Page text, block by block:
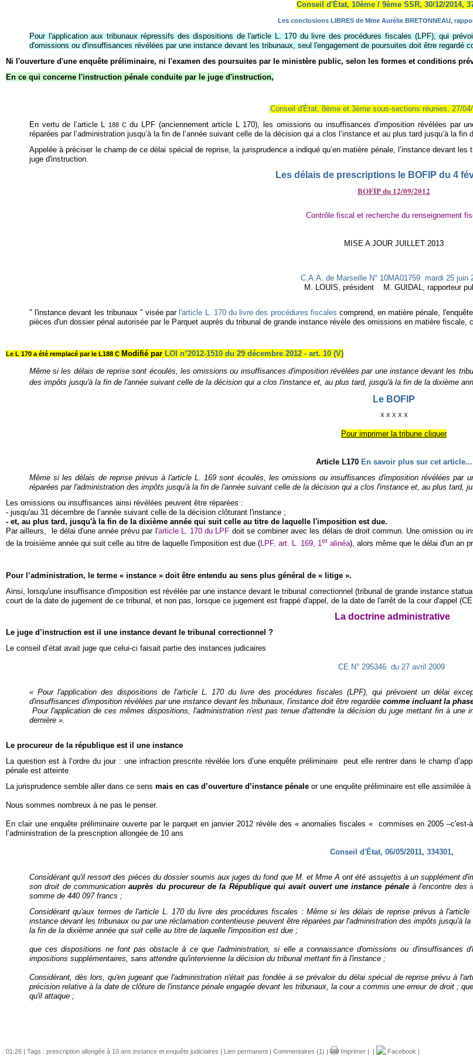
Conseil d'État, 10ème / 9ème SSR, 30/12/2014,
Les conclusions LIBRES de Mme Aurélie BRETONNEAU,
Pour l'application aux tribunaux répressifs des dispositions de l'article L. 170 du livre des procédures fiscales (LPF), qui
d'omissions ou d'insuffisances révélées par une instance devant les tribunaux, seul l'engagement de poursuites doit être regardé
Ni l'ouverture d'une enquête préliminaire, ni l'examen des poursuites par le ministère public, selon les formes et conditions
En ce qui concerne l'instruction pénale conduite par le juge d'instruction,
Conseil d'État, 8ème et 3ème sous-sections réunies, 27/
En vertu de l’article L188 Cdu LPF (anciennement article L 170), les omissions ou insuffisances d’imposition révélées par
réparées par l’administration jusqu’à la fin de l’année suivant celle de la décision qui a clos l’instance et au plus tard jusqu’à la
Appelée à préciser le champ de ce délai spécial de reprise, la jurisprudence a indiqué qu’en matière pénale, l’instance devant les
juge d'instruction.
Les délais de prescriptions le BOFIP du 4
BOFIP du 12/09/2012
Contrôle fiscal et recherche du renseignement
MISE A JOUR JUILLET 2013
C.A.A. de Marseille N° 10MA01759 mardi 25 juin
M. LOUIS, président M. GUIDAL, rapporteur
" l'instance devant les tribunaux " visée par l'article L. 170 du livre des procédures fiscales comprend, en matière pénale,
pièces d'un dossier pénal autorisée par le Parquet auprès du tribunal de grande instance révèle des omissions en matière
Le L 170 a été remplacé par le L188 C Modifié par LOI n°2012-1510 du 29 décembre 2012 - art. 10 (V)
Même si les délais de reprise sont écoulés, les omissions ou insuffisances d'imposition révélées par une instance devant les
des impôts jusqu'à la fin de l'année suivant celle de la décision qui a clos l'instance et, au plus tard, jusqu'à la fin de la dixième
Le BOFIP
X X X X X
Pour imprimer la tribune cliquer
Article L170 En savoir plus sur cet article...
Même si les délais de reprise prévus à l'article L. 169 sont écoulés, les omissions ou insuffisances d'imposition révélées par
réparées par l'administration des impôts jusqu'à la fin de l'année suivant celle de la décision qui a clos l'instance et, au plus tard,
Les omissions ou insuffisances ainsi révélées peuvent être réparées :
- jusqu'au 31 décembre de l’année suivant celle de la décision clôturant l'instance ;
- et, au plus tard, jusqu'à la fin de la dixième année qui suit celle au titre de laquelle l'imposition est due.
Par ailleurs, le délai d'une année prévu par l 'article L. 170 du LPF doit se combiner avec les délais de droit commun. Une omission ou
de la troisième année qui suit celle au titre de laquelle l'imposition est due (LPF, art. L. 169, 1er alinéa), alors même que le délai d'un an
Pour l’administration, le terme « instance » doit être entendu au sens plus général de « litige ».
Ainsi, lorsqu'une insuffisance d'imposition est révélée par une instance devant le tribunal correctionnel (tribunal de grande instance
court de la date de jugement de ce tribunal, et non pas, lorsque ce jugement est frappé d'appel, de la date de l'arrêt de la cour d'appel
La doctrine administrative
Le juge d’instruction est il une instance devant le tribunal correctionnel ?
Le conseil d’état avait juge que celui-ci faisait partie des instances judicaires
CE N° 295346 du 27 avril 2009
« Pour l'application des dispositions de l'article L. 170 du livre des procédures fiscales (LPF), qui prévoient un délai
d'insuffisances d'imposition révélées par une instance devant les tribunaux, l'instance doit être regardée comme incluant la
Pour l'application de ces mêmes dispositions, l'administration n'est pas tenue d'attendre la décision du juge mettant fin à
dernière ».
Le procureur de la république est il une instance
La question est à l’ordre du jour : une infraction prescrite révélée lors d’une enquête préliminaire
peut elle rentrer dans le champ
pénale est atteinte
La jurisprudence semble aller dans ce sens mais en cas d’ouverture d’instance pénale or une enquête préliminaire est elle assimilée à
Nous sommes nombreux à ne pas le penser.
En clair une enquête préliminaire ouverte par le parquet en janvier 2012 révèle des « anomalies fiscales « commises en 2005
l’administration de la prescription allongée de 10 ans
Conseil d'État, 06/05/2011, 334301,
Considérant qu'il ressort des pièces du dossier soumis aux juges du fond que M. et Mme A ont été assujettis à un supplément
son droit de communicationauprès du procureurde la République qui avait ouvert une instance pénaleà l'encontre des
somme de 440 097 francs ;
Considérant qu'aux termes de l'article L. 170 du livre des procédures fiscales : Même si les délais de reprise prévus à
instance devant les tribunaux ou par une réclamation contentieuse peuvent être réparées par l'administration des impôts jusqu'à
la fin de la dixième année qui suit celle au titre de laquelle l'imposition est due ;
que ces dispositions ne font pas obstacle à ce que l'administration, si elle a connaissance d'omissions ou d'insuffisances
impositions supplémentaires, sans attendre qu'intervienne la décision du tribunal mettant fin à l'instance ;
Considérant, dès lors, qu'en jugeant que l'administration n'était pas fondée à se prévaloir du délai spécial de reprise prévu à
précision relative à la date de clôture de l'instance pénale engagée devant les tribunaux, la cour a commis une erreur de droit ;
qu'il attaque ;
01:26 | Tags : prescription allongée à 10 ans:instance et enquête judiciaires Lien permanent Commentaires (1) Imprimer Facebook